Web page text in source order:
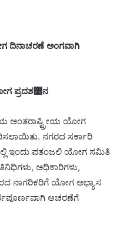
ದಿನಾಚರಣೆ ಅಂಗವಾಗಿ
ಪ್ರದಶ೵ನ
ಅಂತರಾಷ್ಟ್ರೀಯ ಯೋಗ
ನಗರದ ಸರ್ಕಾರಿ
ಇಂದು ಪತಂಜಲಿ ಯೋಗ ಸಮಿತಿ
ಅಧಿಕಾರಿಗಳು,
ನಾಗರಿಕರಿಗೆ ಯೋಗ ಅಭ್ಯಾಸ
ಆಚರಣೆಗೆ